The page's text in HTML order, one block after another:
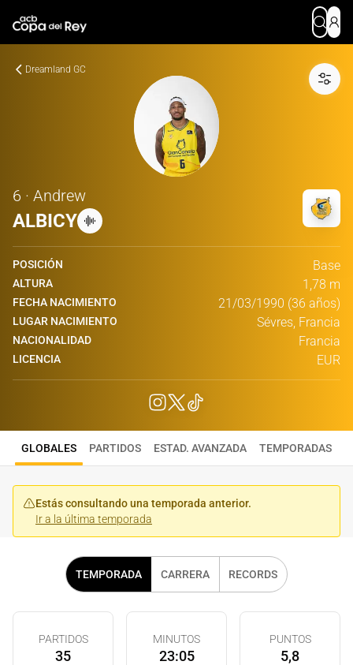
Dreamland GC
6 · Andrew
ALBICY
POSICIÓN Base
ALTURA 1,78 m
FECHA NACIMIENTO 21/03/1990 (36 años)
LUGAR NACIMIENTO Sévres, Francia
NACIONALIDAD Francia
LICENCIA EUR
GLOBALES PARTIDOS ESTAD. AVANZADA TEMPORADAS
Estás consultando una temporada anterior.
Ir a la última temporada
TEMPORADA CARRERA RECORDS
PARTIDOS
35
MINUTOS
23:05
PUNTOS
5,8